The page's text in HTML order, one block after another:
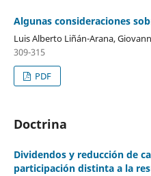
Algunas consideraciones
Luis Alberto Liñán-Arana,
309-315
PDF
Doctrina
Dividendos y reducción de
participación distinta a la